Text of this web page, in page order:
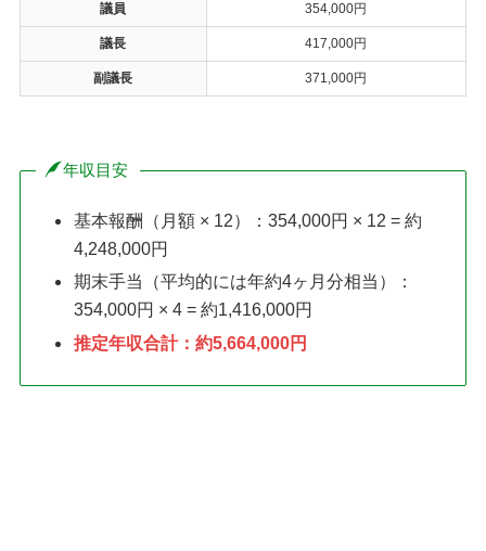
議員 354,000円
議長 417,000円
副議長 371,000円
年収目安
基本報酬（月額 × 12）：354,000円 × 12 = 約
4,248,000円
期末手当（平均的には年約4ヶ月分相当）：
354,000円 × 4 = 約1,416,000円
推定年収合計：約5,664,000円